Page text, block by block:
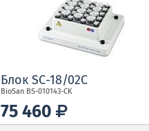
Блок SC-18/02C
BioSan BS-010143-CK
75 460